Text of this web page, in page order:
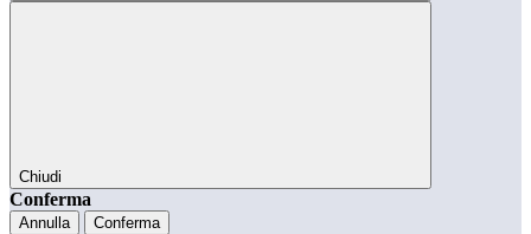
Chiudi
Conferma
Annulla Conferma